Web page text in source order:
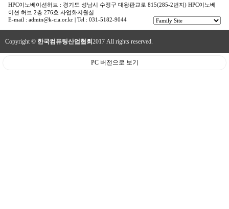
HPC이노베이션허브 : 경기도 성남시 수정구 대왕판교로 815(285-2번지) HPC이노베
이션 허브 2층 276호 사업화지원실
E-mail : admin@k-cia.or.kr | Tel : 031-5182-9044
Copyright © 한국컴퓨팅산업협회 2017 All rights reserved.
PC 버전으로 보기